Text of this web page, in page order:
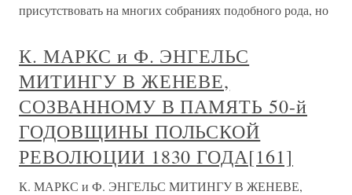
присутствовать на многих собраниях подобного рода, но
К. МАРКС и Ф. ЭНГЕЛЬС
МИТИНГУ В ЖЕНЕВЕ,
СОЗВАННОМУ В ПАМЯТЬ 50-й
ГОДОВЩИНЫ ПОЛЬСКОЙ
РЕВОЛЮЦИИ 1830 ГОДА[161]
К. МАРКС и Ф. ЭНГЕЛЬС МИТИНГУ В ЖЕНЕВЕ,